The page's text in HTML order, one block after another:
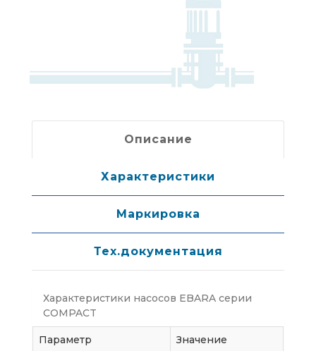
Описание
Характеристики
Маркировка
Тех.документация
Характеристики насосов EBARA серии
COMPACT
Параметр Значение